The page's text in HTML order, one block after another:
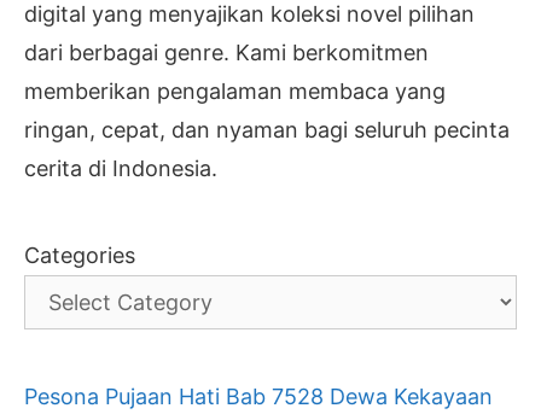
digital yang menyajikan koleksi novel pilihan
dari berbagai genre. Kami berkomitmen
memberikan pengalaman membaca yang
ringan, cepat, dan nyaman bagi seluruh pecinta
cerita di Indonesia.
Categories
Pesona Pujaan Hati Bab 7528 Dewa Kekayaan